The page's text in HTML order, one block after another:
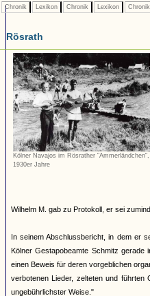
Chronik Lexikon Chronik Lexikon Chronik
Rösrath
Kölner Navajos im Rösrather "Ammerländchen",
1930er Jahre
Wilhelm M. gab zu Protokoll, er sei
In seinem Abschlussbericht, in dem er
Kölner Gestapobeamte Schmitz gerade
einen Beweis für deren vorgeblichen
verbotenen Lieder, zelteten und
ungebührlichster Weise."